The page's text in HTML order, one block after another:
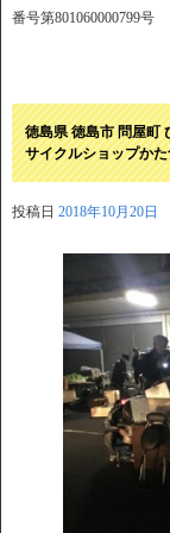
番号第801060000799号
徳島県 徳島市 問屋町
サイクルショップか
投稿日 2018年10月20日